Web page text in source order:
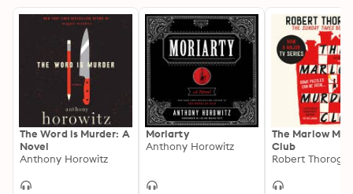
The Word is Murder: A
Novel
Anthony Horowitz
Moriarty
Anthony Horowitz
The Marlow
Club
Robert